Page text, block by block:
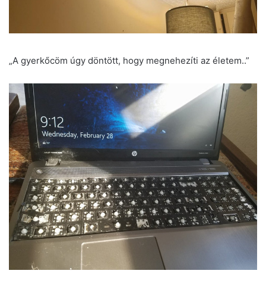
„A gyerkőcöm úgy döntött, hogy megnehezíti az életem..”